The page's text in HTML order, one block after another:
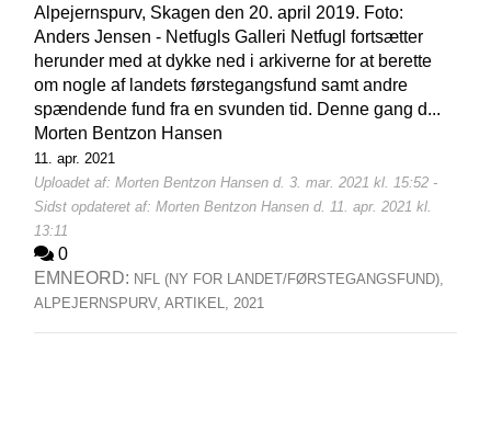
Alpejernspurv, Skagen den 20. april 2019. Foto:
Anders Jensen - Netfugls Galleri Netfugl fortsætter
herunder med at dykke ned i arkiverne for at berette
om nogle af landets førstegangsfund samt andre
spændende fund fra en svunden tid. Denne gang d...
Morten Bentzon Hansen
11. apr. 2021
Uploadet af: Morten Bentzon Hansen d. 3. mar. 2021 kl. 15:52 -
Sidst opdateret af: Morten Bentzon Hansen d. 11. apr. 2021 kl.
13:11
0
EMNEORD: NFL (NY FOR LANDET/FØRSTEGANGSFUND),
ALPEJERNSPURV, ARTIKEL, 2021